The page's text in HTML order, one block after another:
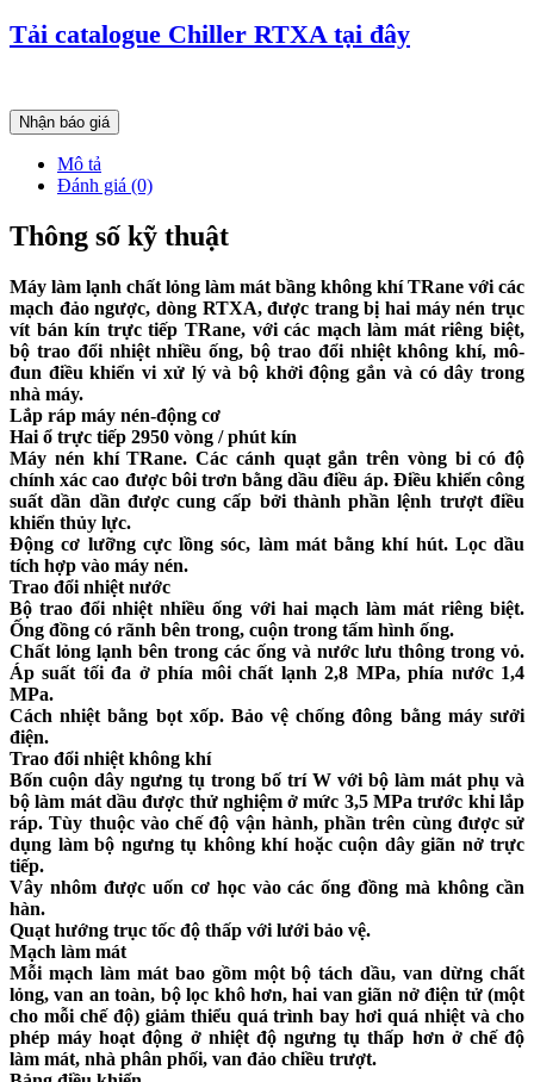
Tải catalogue Chiller RTXA tại đây
Nhận báo giá
Mô tả
Đánh giá (0)
Thông số kỹ thuật
Máy làm lạnh chất lỏng làm mát bầng không khí TRane với các
mạch đảo ngược, dòng RTXA, được trang bị hai máy nén trục
vít bán kín trực tiếp TRane, với các mạch làm mát riêng biệt,
bộ trao đổi nhiệt nhiều ống, bộ trao đổi nhiệt không khí, mô-
đun điều khiển vi xử lý và bộ khởi động gắn và có dây trong
nhà máy.
Lắp ráp máy nén-động cơ
Hai ổ trực tiếp 2950 vòng / phút kín
Máy nén khí TRane. Các cánh quạt gắn trên vòng bi có độ
chính xác cao được bôi trơn bằng dầu điều áp. Điều khiển công
suất dần dần được cung cấp bởi thành phần lệnh trượt điều
khiển thủy lực.
Động cơ lưỡng cực lồng sóc, làm mát bằng khí hút. Lọc dầu
tích hợp vào máy nén.
Trao đổi nhiệt nước
Bộ trao đổi nhiệt nhiều ống với hai mạch làm mát riêng biệt.
Ống đồng có rãnh bên trong, cuộn trong tấm hình ống.
Chất lỏng lạnh bên trong các ống và nước lưu thông trong vỏ.
Áp suất tối đa ở phía môi chất lạnh 2,8 MPa, phía nước 1,4
MPa.
Cách nhiệt bằng bọt xốp. Bảo vệ chống đông bằng máy sưởi
điện.
Trao đổi nhiệt không khí
Bốn cuộn dây ngưng tụ trong bố trí W với bộ làm mát phụ và
bộ làm mát dầu được thử nghiệm ở mức 3,5 MPa trước khi lắp
ráp. Tùy thuộc vào chế độ vận hành, phần trên cùng được sử
dụng làm bộ ngưng tụ không khí hoặc cuộn dây giãn nở trực
tiếp.
Vây nhôm được uốn cơ học vào các ống đồng mà không cần
hàn.
Quạt hướng trục tốc độ thấp với lưới bảo vệ.
Mạch làm mát
Mỗi mạch làm mát bao gồm một bộ tách dầu, van dừng chất
lỏng, van an toàn, bộ lọc khô hơn, hai van giãn nở điện tử (một
cho mỗi chế độ) giảm thiểu quá trình bay hơi quá nhiệt và cho
phép máy hoạt động ở nhiệt độ ngưng tụ thấp hơn ở chế độ
làm mát, nhà phân phối, van đảo chiều trượt.